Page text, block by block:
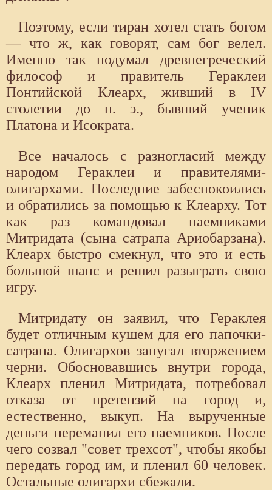
Поэтому, если тиран хотел стать богом
— что ж, как говорят, сам бог велел.
Именно так подумал древнегреческий
философ и правитель Гераклеи
Понтийской Клеарх, живший в IV
столетии до н. э., бывший ученик
Платона и Исократа.
Все началось с разногласий между
народом Гераклеи и правителями-
олигархами. Последние забеспокоились
и обратились за помощью к Клеарху. Тот
как раз командовал наемниками
Митридата (сына сатрапа Ариобарзана).
Клеарх быстро смекнул, что это и есть
большой шанс и решил разыграть свою
игру.
Митридату он заявил, что Гераклея
будет отличным кушем для его папочки-
сатрапа. Олигархов запугал вторжением
черни. Обосновавшись внутри города,
Клеарх пленил Митридата, потребовал
отказа от претензий на город и,
естественно, выкуп. На вырученные
деньги переманил его наемников. После
чего созвал "совет трехсот", чтобы якобы
передать город им, и пленил 60 человек.
Остальные олигархи сбежали.